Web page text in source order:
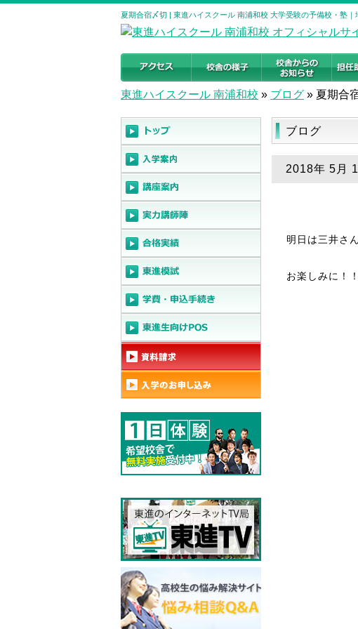
夏期合宿〆切 | 東進ハイスクール 南浦和校 大学受験の予備校・塾｜
東進ハイスクール 南浦和校 » ブログ » 夏期合
ブログ
2018年 5月
明日は三井さ
お楽しみに！！